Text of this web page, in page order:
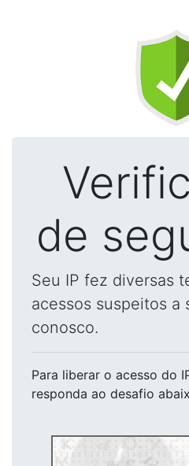
de
Seu IP fez diversas
acessos suspeitos a
conosco.
Para liberar o acesso do
responda ao desafio